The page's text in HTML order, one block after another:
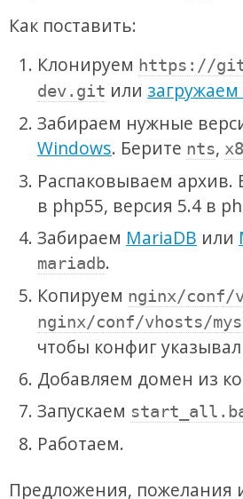
Как поставить:
Клонируем https://
dev.git или
Забираем нужные
Windows. Берите nts,
Распаковываем архив.
в php55, версия 5.4 в
Забираем MariaDB или
mariadb.
Копируем nginx/conf/
nginx/conf/vhosts/
чтобы конфиг
Добавляем домен из
Запускаем
Работаем.
Предложения, пожелания